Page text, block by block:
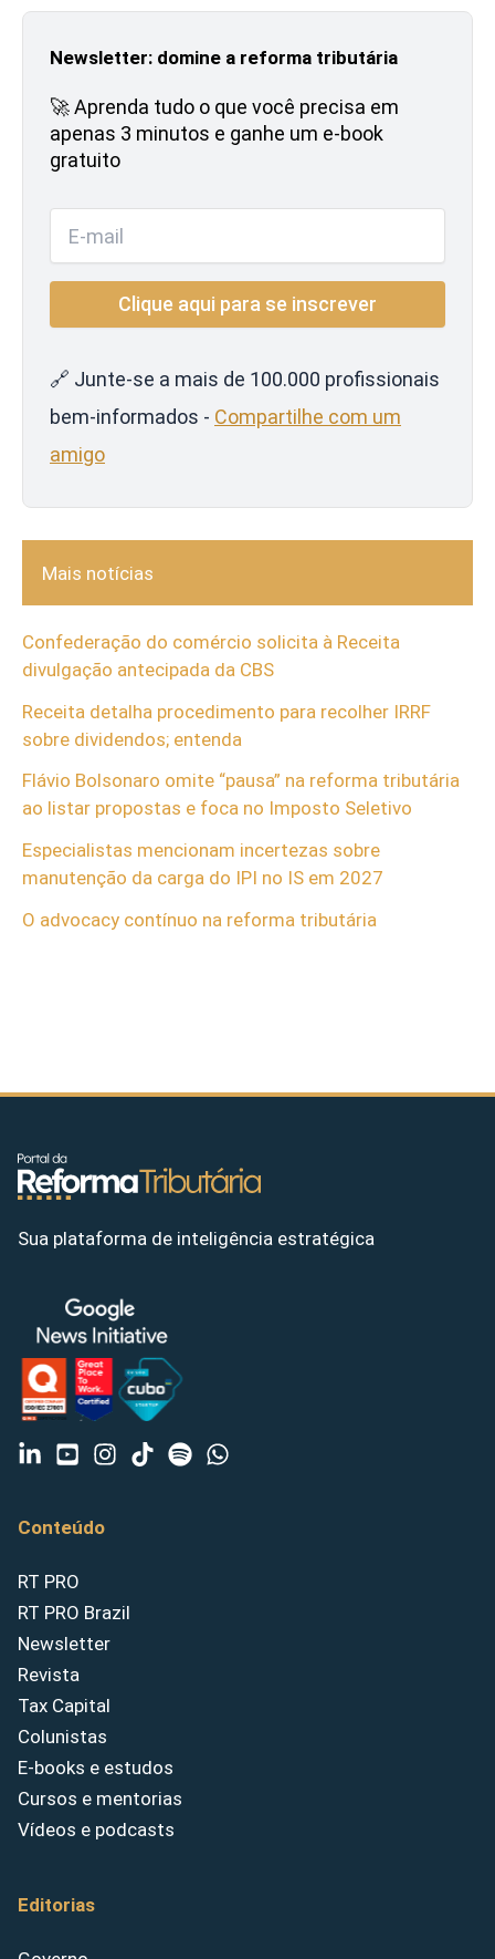
Newsletter: domine a reforma tributária
🚀 Aprenda tudo o que você precisa em
apenas 3 minutos e ganhe um e-book
gratuito
🔗 Junte-se a mais de 100.000 profissionais
bem-informados - Compartilhe com um
amigo
Mais notícias
Confederação do comércio solicita à Receita
divulgação antecipada da CBS
Receita detalha procedimento para recolher IRRF
sobre dividendos; entenda
Flávio Bolsonaro omite “pausa” na reforma tributária
ao listar propostas e foca no Imposto Seletivo
Especialistas mencionam incertezas sobre
manutenção da carga do IPI no IS em 2027
O advocacy contínuo na reforma tributária
Sua plataforma de inteligência estratégica
Conteúdo
RT PRO
RT PRO Brazil
Newsletter
Revista
Tax Capital
Colunistas
E-books e estudos
Cursos e mentorias
Vídeos e podcasts
Editorias